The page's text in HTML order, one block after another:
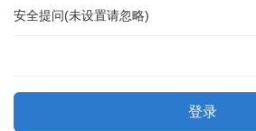
安全提问(未设置请忽略)
登录